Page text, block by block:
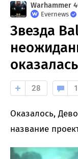
Warhammer
Evernews
Звезда
28 1
Оказалось,
название